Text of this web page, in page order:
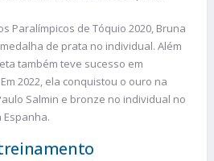
Paralímpicos de Tóquio 2020, Bruna
de prata no individual. Além
também teve sucesso em
2022, ela conquistou o ouro na
Salmin e bronze no individual no